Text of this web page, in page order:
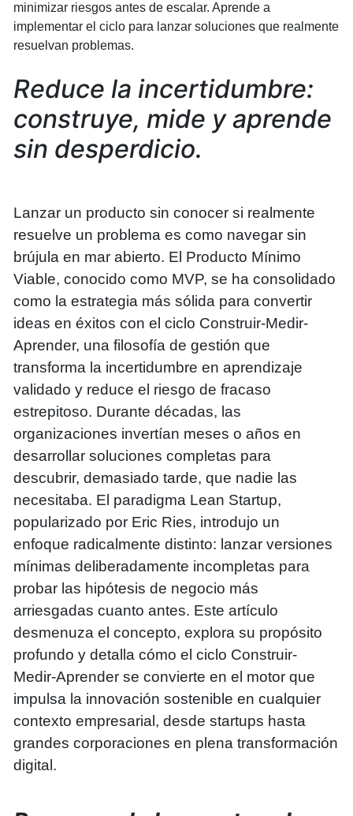
minimizar riesgos antes de escalar. Aprende a
implementar el ciclo para lanzar soluciones que realmente
resuelvan problemas.
Reduce la incertidumbre:
construye, mide y aprende
sin desperdicio.
Lanzar un producto sin conocer si realmente
resuelve un problema es como navegar sin
brújula en mar abierto. El Producto Mínimo
Viable, conocido como MVP, se ha consolidado
como la estrategia más sólida para convertir
ideas en éxitos con el ciclo Construir-Medir-
Aprender, una filosofía de gestión que
transforma la incertidumbre en aprendizaje
validado y reduce el riesgo de fracaso
estrepitoso. Durante décadas, las
organizaciones invertían meses o años en
desarrollar soluciones completas para
descubrir, demasiado tarde, que nadie las
necesitaba. El paradigma Lean Startup,
popularizado por Eric Ries, introdujo un
enfoque radicalmente distinto: lanzar versiones
mínimas deliberadamente incompletas para
probar las hipótesis de negocio más
arriesgadas cuanto antes. Este artículo
desmenuza el concepto, explora su propósito
profundo y detalla cómo el ciclo Construir-
Medir-Aprender se convierte en el motor que
impulsa la innovación sostenible en cualquier
contexto empresarial, desde startups hasta
grandes corporaciones en plena transformación
digital.